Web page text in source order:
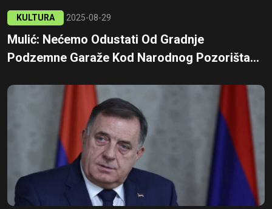
KULTURA 2025-08-29
Mulić: Nećemo Odustati Od Gradnje
Podzemne Garaže Kod Narodnog Pozorišta...